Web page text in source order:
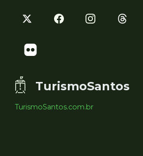
TurismoSantos
TurismoSantos.com.br